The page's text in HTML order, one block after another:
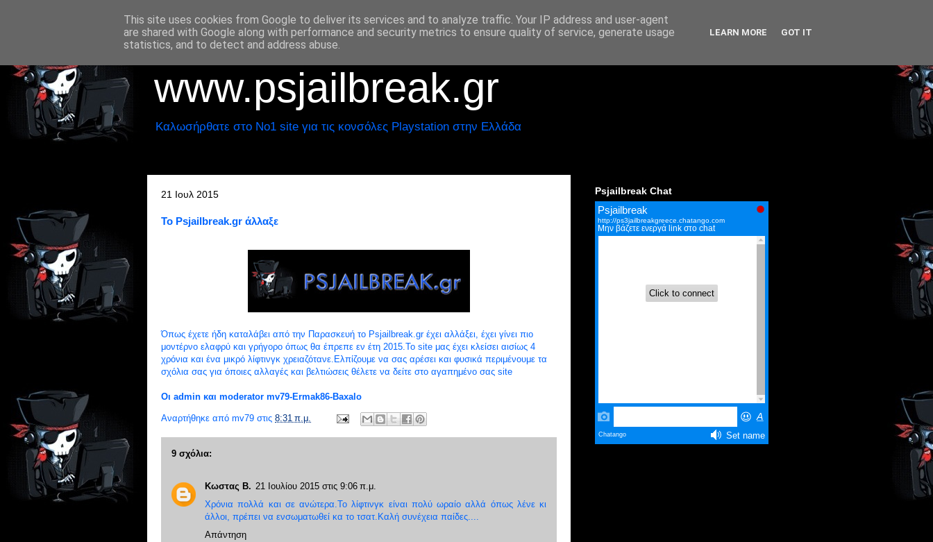
www.psjailbreak.gr
Καλωσήρθατε στο No1 site για τις κονσόλες Playstation στην Ελλάδα
21 Ιουλ 2015
Το Psjailbreak.gr άλλαξε
Όπως έχετε ήδη καταλάβει από την Παρασκευή το Psjailbreak.gr έχει αλλάξει, έχει γίνει πιο
μοντέρνο ελαφρύ και γρήγορο όπως θα έπρεπε εν έτη 2015.Το site μας έχει κλείσει αισίως 4
χρόνια και ένα μικρό λίφτινγκ χρειαζότανε.Ελπίζουμε να σας αρέσει και φυσικά περιμένουμε τα
σχόλια σας για όποιες αλλαγές και βελτιώσεις θέλετε να δείτε στο αγαπημένο σας site
Οι admin και moderator mv79-Ermak86-Baxalo
Αναρτήθηκε από mv79 στις 8:31 π.μ.
9 σχόλια:
Κωστας Β. 21 Ιουλίου 2015 στις 9:06 π.μ.
Χρόνια πολλά και σε ανώτερα.Το λίφτινγκ είναι πολύ ωραίο αλλά όπως λένε κι
άλλοι, πρέπει να ενσωματωθεί κα το τσατ.Καλή συνέχεια παίδες....
Απάντηση
Psjailbreak Chat
This site uses cookies from Google to deliver its services and to analyze traffic. Your IP address and user-agent
are shared with Google along with performance and security metrics to ensure quality of service, generate usage
statistics, and to detect and address abuse.
LEARN MORE GOT IT